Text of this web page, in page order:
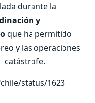
durante la
y
que ha permitido
y las operaciones
catástrofe.
status/1623